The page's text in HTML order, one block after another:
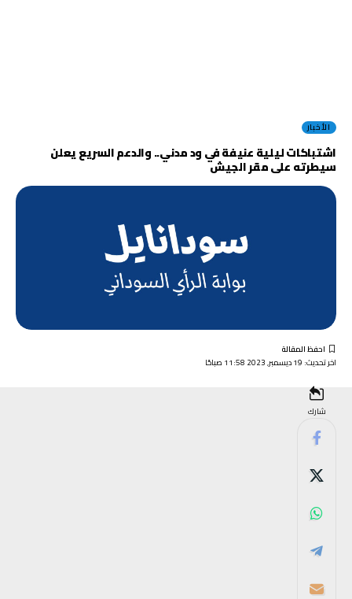
الأخبار
اشتباكات ليلية عنيفة في ود مدني.. والدعم السريع يعلن
سيطرته على مقر الجيش
اخر تحديث: 19 ديسمبر, 2023 11:58 صباحًا
شارك